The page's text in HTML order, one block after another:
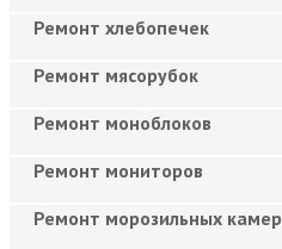
Ремонт хлебопечек
Ремонт мясорубок
Ремонт моноблоков
Ремонт мониторов
Ремонт морозильных камер